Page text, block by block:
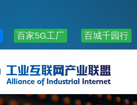
百家5G工厂 百城千园行